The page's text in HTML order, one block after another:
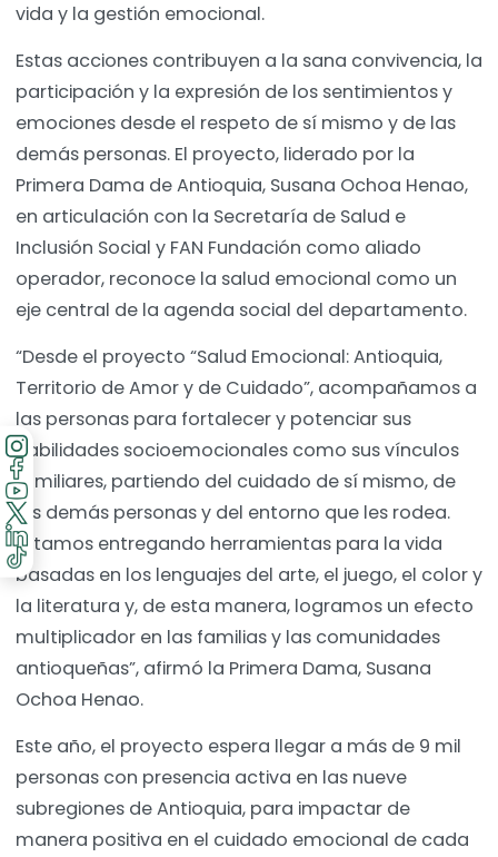
vida y la gestión emocional.
Estas acciones contribuyen a la sana convivencia, la
participación y la expresión de los sentimientos y
emociones desde el respeto de sí mismo y de las
demás personas. El proyecto, liderado por la
Primera Dama de Antioquia, Susana Ochoa Henao,
en articulación con la Secretaría de Salud e
Inclusión Social y FAN Fundación como aliado
operador, reconoce la salud emocional como un
eje central de la agenda social del departamento.
“Desde el proyecto “Salud Emocional: Antioquia,
Territorio de Amor y de Cuidado”, acompañamos a
las personas para fortalecer y potenciar sus
habilidades socioemocionales como sus vínculos
familiares, partiendo del cuidado de sí mismo, de
las demás personas y del entorno que les rodea.
Estamos entregando herramientas para la vida
basadas en los lenguajes del arte, el juego, el color y
la literatura y, de esta manera, logramos un efecto
multiplicador en las familias y las comunidades
antioqueñas”, afirmó la Primera Dama, Susana
Ochoa Henao.
Este año, el proyecto espera llegar a más de 9 mil
personas con presencia activa en las nueve
subregiones de Antioquia, para impactar de
manera positiva en el cuidado emocional de cada